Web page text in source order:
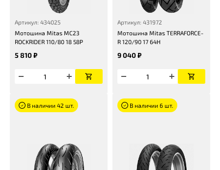
Артикул: 434025
Мотошина Mitas MC23
ROCKRIDER 110/80 18 58P
5 810 ₽
Артикул: 431972
Мотошина Mitas TERRAFORCE-
R 120/90 17 64H
9 040 ₽
В наличии 42 шт. В наличии 6 шт.